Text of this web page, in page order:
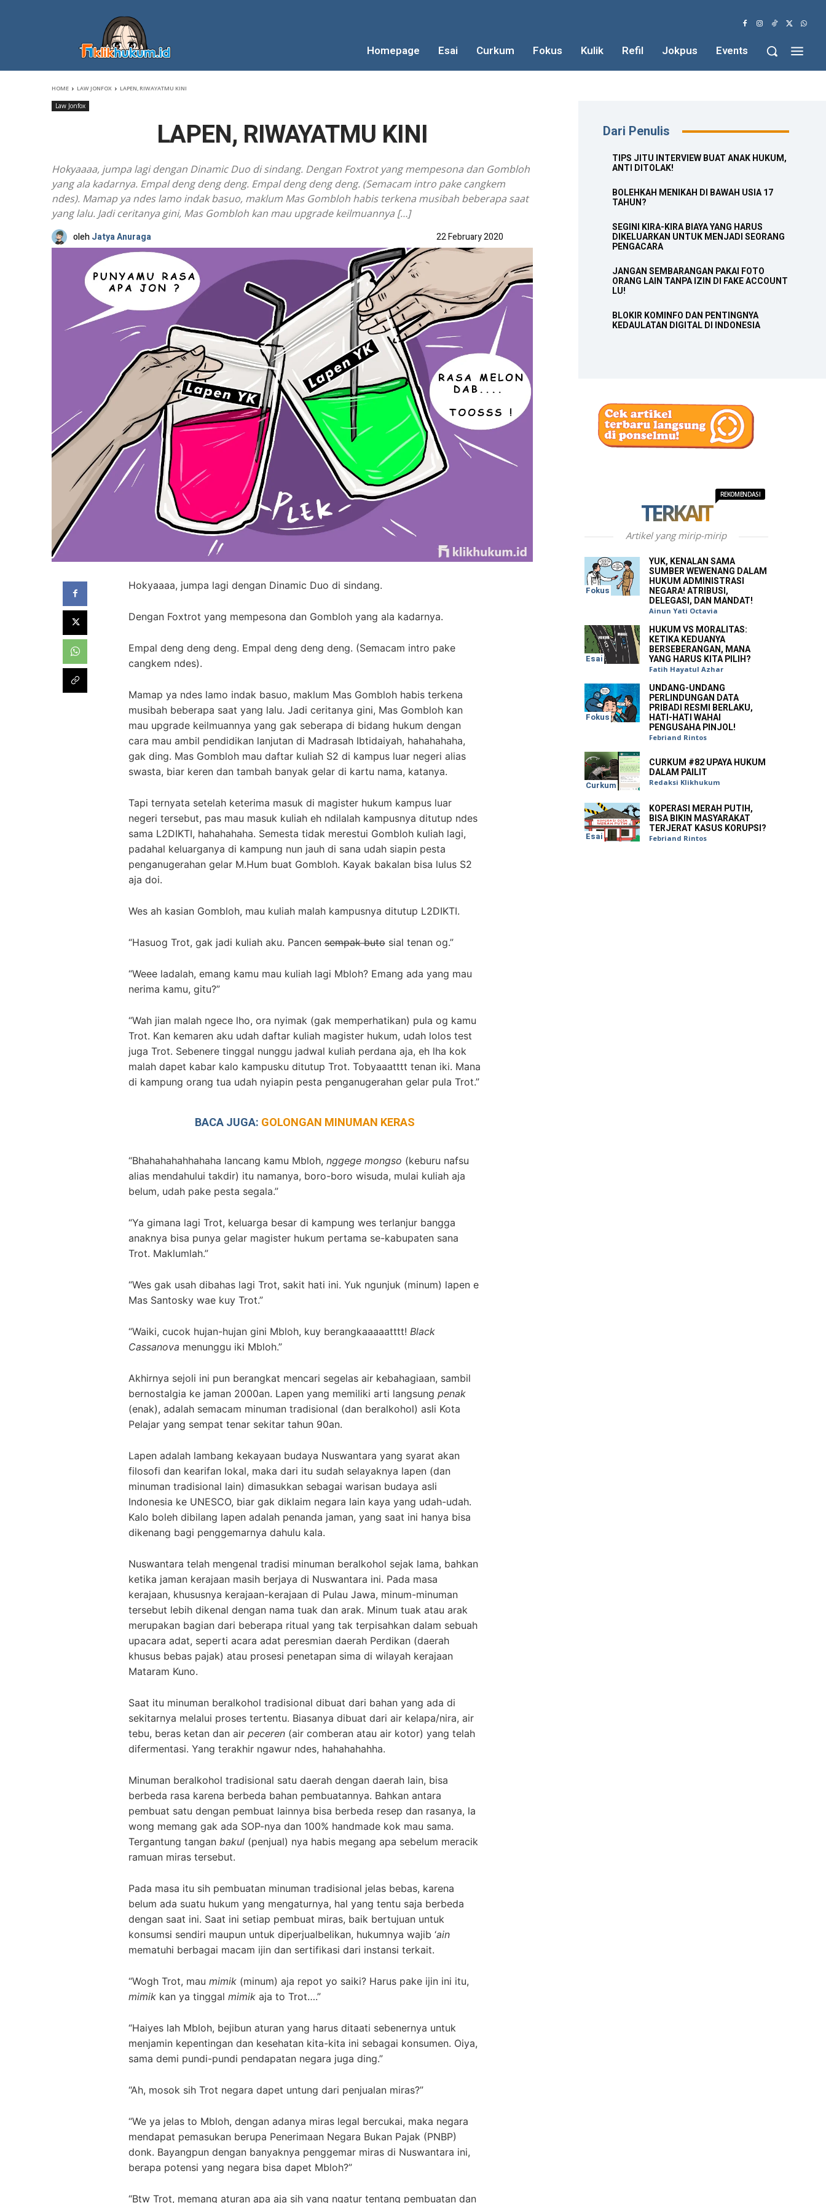
Homepage Esai Curkum Fokus Kulik Refil Jokpus Events
HOME LAW JONFOX LAPEN, RIWAYATMU KINI
Law Jonfox
LAPEN, RIWAYATMU KINI
Hokyaaaa, jumpa lagi dengan Dinamic Duo di sindang. Dengan Foxtrot yang mempesona dan Gombloh
yang ala kadarnya. Empal deng deng deng. Empal deng deng deng. (Semacam intro pake cangkem
ndes). Mamap ya ndes lamo indak basuo, maklum Mas Gombloh habis terkena musibah beberapa saat
yang lalu. Jadi ceritanya gini, Mas Gombloh kan mau upgrade keilmuannya […]
olehJatya Anuraga 22 February 2020
Hokyaaaa, jumpa lagi dengan Dinamic Duo di sindang.
Dengan Foxtrot yang mempesona dan Gombloh yang ala kadarnya.
Empal deng deng deng. Empal deng deng deng. (Semacam intro pake
cangkem ndes).
Mamap ya ndes lamo indak basuo, maklum Mas Gombloh habis terkena
musibah beberapa saat yang lalu. Jadi ceritanya gini, Mas Gombloh kan
mau upgrade keilmuannya yang gak seberapa di bidang hukum dengan
cara mau ambil pendidikan lanjutan di Madrasah Ibtidaiyah, hahahahaha,
gak ding. Mas Gombloh mau daftar kuliah S2 di kampus luar negeri alias
swasta, biar keren dan tambah banyak gelar di kartu nama, katanya.
Tapi ternyata setelah keterima masuk di magister hukum kampus luar
negeri tersebut, pas mau masuk kuliah eh ndilalah kampusnya ditutup ndes
sama L2DIKTI, hahahahaha. Semesta tidak merestui Gombloh kuliah lagi,
padahal keluarganya di kampung nun jauh di sana udah siapin pesta
penganugerahan gelar M.Hum buat Gombloh. Kayak bakalan bisa lulus S2
aja doi.
Wes ah kasian Gombloh, mau kuliah malah kampusnya ditutup L2DIKTI.
“Hasuog Trot, gak jadi kuliah aku. Pancensempak butosial tenan og.”
“Weee ladalah, emang kamu mau kuliah lagi Mbloh? Emang ada yang mau
nerima kamu, gitu?”
“Wah jian malah ngece lho, ora nyimak (gak memperhatikan) pula og kamu
Trot. Kan kemaren aku udah daftar kuliah magister hukum, udah lolos test
juga Trot. Sebenere tinggal nunggu jadwal kuliah perdana aja, eh lha kok
malah dapet kabar kalo kampusku ditutup Trot. Tobyaaatttt tenan iki. Mana
di kampung orang tua udah nyiapin pesta penganugerahan gelar pula Trot.”
BACA JUGA: GOLONGAN MINUMAN KERAS
“Bhahahahahhahaha lancang kamu Mbloh, nggege mongso (keburu nafsu
alias mendahului takdir) itu namanya, boro-boro wisuda, mulai kuliah aja
belum, udah pake pesta segala.”
“Ya gimana lagi Trot, keluarga besar di kampung wes terlanjur bangga
anaknya bisa punya gelar magister hukum pertama se-kabupaten sana
Trot. Maklumlah.”
“Wes gak usah dibahas lagi Trot, sakit hati ini. Yuk ngunjuk (minum) lapen e
Mas Santosky wae kuy Trot.”
“Waiki, cucok hujan-hujan gini Mbloh, kuy berangkaaaaatttt! Black
Cassanova menunggu iki Mbloh.”
Akhirnya sejoli ini pun berangkat mencari segelas air kebahagiaan, sambil
bernostalgia ke jaman 2000an. Lapen yang memiliki arti langsung penak
(enak), adalah semacam minuman tradisional (dan beralkohol) asli Kota
Pelajar yang sempat tenar sekitar tahun 90an.
Lapen adalah lambang kekayaan budaya Nuswantara yang syarat akan
filosofi dan kearifan lokal, maka dari itu sudah selayaknya lapen (dan
minuman tradisional lain) dimasukkan sebagai warisan budaya asli
Indonesia ke UNESCO, biar gak diklaim negara lain kaya yang udah-udah.
Kalo boleh dibilang lapen adalah penanda jaman, yang saat ini hanya bisa
dikenang bagi penggemarnya dahulu kala.
Nuswantara telah mengenal tradisi minuman beralkohol sejak lama, bahkan
ketika jaman kerajaan masih berjaya di Nuswantara ini. Pada masa
kerajaan, khususnya kerajaan-kerajaan di Pulau Jawa, minum-minuman
tersebut lebih dikenal dengan nama tuak dan arak. Minum tuak atau arak
merupakan bagian dari beberapa ritual yang tak terpisahkan dalam sebuah
upacara adat, seperti acara adat peresmian daerah Perdikan (daerah
khusus bebas pajak) atau prosesi penetapan sima di wilayah kerajaan
Mataram Kuno.
Saat itu minuman beralkohol tradisional dibuat dari bahan yang ada di
sekitarnya melalui proses tertentu. Biasanya dibuat dari air kelapa/nira, air
tebu, beras ketan dan air peceren (air comberan atau air kotor) yang telah
difermentasi. Yang terakhir ngawur ndes, hahahahahha.
Minuman beralkohol tradisional satu daerah dengan daerah lain, bisa
berbeda rasa karena berbeda bahan pembuatannya. Bahkan antara
pembuat satu dengan pembuat lainnya bisa berbeda resep dan rasanya, la
wong memang gak ada SOP-nya dan 100% handmade kok mau sama.
Tergantung tangan bakul(penjual) nya habis megang apa sebelum meracik
ramuan miras tersebut.
Pada masa itu sih pembuatan minuman tradisional jelas bebas, karena
belum ada suatu hukum yang mengaturnya, hal yang tentu saja berbeda
dengan saat ini. Saat ini setiap pembuat miras, baik bertujuan untuk
konsumsi sendiri maupun untuk diperjualbelikan, hukumnya wajib ‘ain
mematuhi berbagai macam ijin dan sertifikasi dari instansi terkait.
“Wogh Trot, mau mimik(minum) aja repot yo saiki? Harus pake ijin ini itu,
mimikkan ya tinggal mimikaja to Trot….”
“Haiyes lah Mbloh, bejibun aturan yang harus ditaati sebenernya untuk
menjamin kepentingan dan kesehatan kita-kita ini sebagai konsumen. Oiya,
sama demi pundi-pundi pendapatan negara juga ding.”
“Ah, mosok sih Trot negara dapet untung dari penjualan miras?”
“We ya jelas to Mbloh, dengan adanya miras legal bercukai, maka negara
mendapat pemasukan berupa Penerimaan Negara Bukan Pajak (PNBP)
donk. Bayangpun dengan banyaknya penggemar miras di Nuswantara ini,
berapa potensi yang negara bisa dapet Mbloh?”
“Btw Trot, memang aturan apa aja sih yang ngatur tentang pembuatan dan
Dari Penulis
TIPS JITU INTERVIEW BUAT ANAK HUKUM,
ANTI DITOLAK!
BOLEHKAH MENIKAH DI BAWAH USIA 17
TAHUN?
SEGINI KIRA-KIRA BIAYA YANG HARUS
DIKELUARKAN UNTUK MENJADI SEORANG
PENGACARA
JANGAN SEMBARANGAN PAKAI FOTO
ORANG LAIN TANPA IZIN DI FAKE ACCOUNT
LU!
BLOKIR KOMINFO DAN PENTINGNYA
KEDAULATAN DIGITAL DI INDONESIA
TERKAIT
REKOMENDASI
Artikel yang mirip-mirip
Fokus
YUK, KENALAN SAMA
SUMBER WEWENANG DALAM
HUKUM ADMINISTRASI
NEGARA! ATRIBUSI,
DELEGASI, DAN MANDAT!
Ainun Yati Octavia
Esai
HUKUM VS MORALITAS:
KETIKA KEDUANYA
BERSEBERANGAN, MANA
YANG HARUS KITA PILIH?
Fatih Hayatul Azhar
Fokus
UNDANG-UNDANG
PERLINDUNGAN DATA
PRIBADI RESMI BERLAKU,
HATI-HATI WAHAI
PENGUSAHA PINJOL!
Febriand Rintos
Curkum
CURKUM #82 UPAYA HUKUM
DALAM PAILIT
Redaksi Klikhukum
Esai
KOPERASI MERAH PUTIH,
BISA BIKIN MASYARAKAT
TERJERAT KASUS KORUPSI?
Febriand Rintos